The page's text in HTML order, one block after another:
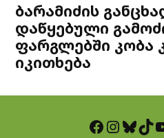
ბარამიძის
დაწყებული
ფარგლებში კობა
იკითხება
Facebook InstagramBluesky TikTok YouTube